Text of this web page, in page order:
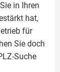
in Ihren
hat,
für
Sie doch
Suche